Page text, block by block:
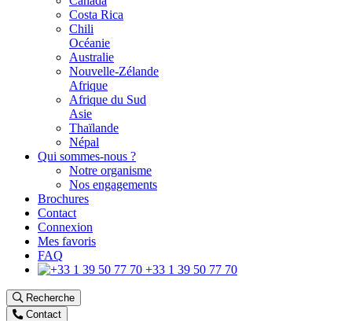
Costa Rica
Chili
Océanie
Australie
Nouvelle-Zélande
Afrique
Afrique du Sud
Asie
Thaïlande
Népal
Qui sommes-nous ?
Notre organisme
Nos engagements
Brochures
Contact
Connexion
Mes favoris
FAQ
+33 1 39 50 77 70
Recherche
Contact